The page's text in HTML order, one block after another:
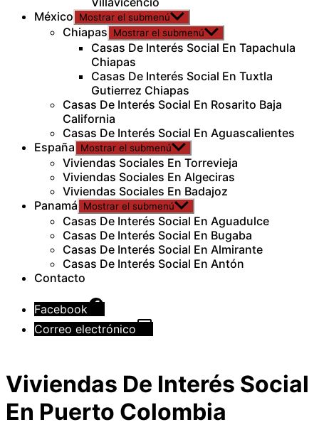
México
Mostrar el submenú
Chiapas Mostrar el submenú
Casas De Interés Social En Tapachula
Chiapas
Casas De Interés Social En Tuxtla
Gutierrez Chiapas
Casas De Interés Social En Rosarito Baja
California
Casas De Interés Social En Aguascalientes
España
Mostrar el submenú
Viviendas Sociales En Torrevieja
Viviendas Sociales En Algeciras
Viviendas Sociales En Badajoz
Panamá
Mostrar el submenú
Casas De Interés Social En Aguadulce
Casas De Interés Social En Bugaba
Casas De Interés Social En Almirante
Casas De Interés Social En Antón
Contacto
Facebook
Correo electrónico
Viviendas De Interés Social
En Puerto Colombia